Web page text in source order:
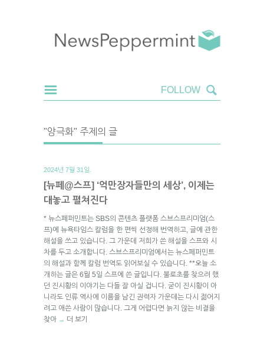
"양극화" 주제의 글
2024년 7월 31일.
[뉴페@스프] ‘억만장자들만의 세상’, 이제는
대놓고 펼쳐진다
* 뉴스페퍼민트는 SBS의 콘텐츠 플랫폼 스브스프리미엄(스
프)에 뉴욕타임스 칼럼을 한 편씩 선정해 번역하고, 글에 관한
해설을 쓰고 있습니다. 그 가운데 저희가 쓴 해설을 스프와 시
차를 두고 소개합니다. 스브스프리미엄에서는 뉴스페퍼민트
의 해설과 함께 칼럼 번역도 읽어보실 수 있습니다. **오늘 소
개하는 글은 6월 5일 스프에 쓴 글입니다. 불로초를 찾으려 했
던 진시황의 이야기는 다들 잘 아실 겁니다. 굳이 진시황이 아
니라도 인류 역사에 이름을 남긴 권력자 가운데는 다시 젊어지
려고 애쓴 사람이 많습니다. 그게 어렵다면 늙지 않는 비결을
찾아 → 더 보기